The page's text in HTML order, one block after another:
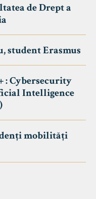
de Drept a
student Erasmus
: Cybersecurity
Intelligence
mobilități